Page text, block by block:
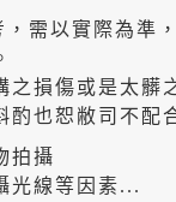
，需以實際為準
之損傷或是太髒
酌也恕敝司不配
拍攝
光線等因素...